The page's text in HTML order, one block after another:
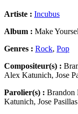
Artiste : Incubus
Album : Make
Genres : Rock, Pop
Compositeur(s) :
Alex Katunich, Jose
Parolier(s) : Brandon
Katunich, Jose Pasillas